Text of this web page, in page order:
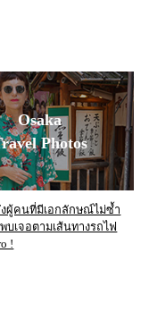
Osaka
Photos
ผู้คนที่มีเอกลักษณ์ไม่ซ้ำ
บเจอตามเส้นทางรถไฟ
!